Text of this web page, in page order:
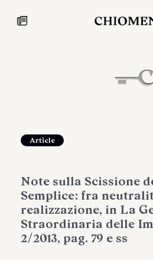
Fondazione Torlonia
Article
Note sulla Scissione
Semplice: fra
realizzazione, in La
Straordinaria delle
2/2013, pag. 79 e ss